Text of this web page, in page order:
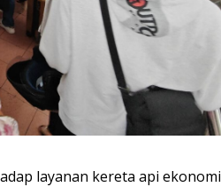
layanan kereta api ekonomi